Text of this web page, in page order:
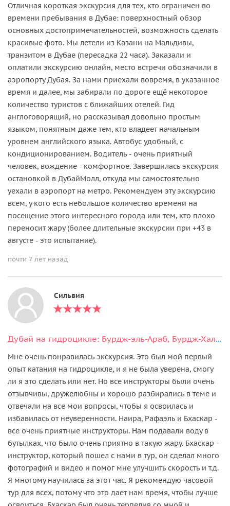
Отличная короткая экскурсия для тех, кто ограничен во
времени пребывания в Дубае: поверхностный обзор
основных достопримечательностей, возможность сделать
красивые фото. Мы летели из Казани на Мальдивы,
транзитом в Дубае (пересадка 22 часа). Заказали и
оплатили экскурсию онлайн, место встречи обозначили в
аэропорту Дубая. За нами приехали вовремя, в указанное
время и далее, мы забирали по дороге ещё некоторое
количество туристов с ближайших отелей. Гид
англоговорящий, но рассказывал довольно простым
языком, понятным даже тем, кто владеет начальным
уровнем английского языка. Автобус удобный, с
кондиционированием. Водитель - очень приятный
человек, вождение - комфортное. Завершилась экскурсия
остановкой в ДубайМолл, откуда мы самостоятельно
уехали в аэропорт на метро. Рекомендуем эту экскурсию
всем, у кого есть небольшое количество времени на
посещение этого интересного города или тем, кто плохо
переносит жару (более длительные экскурсии при +43 в
августе - это испытание).
почти 7 лет назад
Сильвия
Дубай на гидроцикле: Бурдж-эль-Араб, Бурдж-Халифа, Атлантис
Мне очень понравилась экскурсия. Это был мой первый
опыт катания на гидроцикле, и я не была уверена, смогу
ли я это сделать или нет. Но все инструкторы были очень
отзывчивы, дружелюбны и хорошо разбирались в теме и
отвечали на все мои вопросы, чтобы я освоилась и
избавилась от неуверенности. Наира, Рафаэль и Бхаскар -
все очень приятные инструкторы. Нам подавали воду в
бутылках, что было очень приятно в такую жару. Бхаскар -
инструктор, который пошел с нами в тур, он сделал много
фотографий и видео и помог мне улучшить скорость и т.д.
Я многому научилась за этот час. Я рекомендую часовой
тур для всех, потому что это дает нам время, чтобы лучше